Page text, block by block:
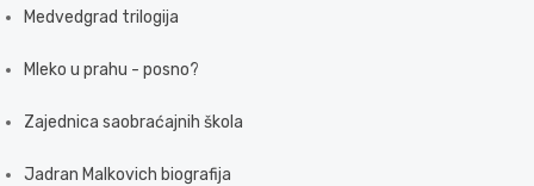
Medvedgrad trilogija
Mleko u prahu - posno?
Zajednica saobraćajnih škola
Jadran Malkovich biografija